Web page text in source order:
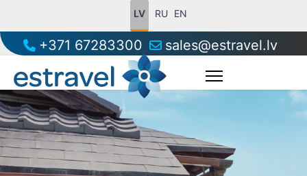
LV RU EN
+371 67283300 sales@estravel.lv